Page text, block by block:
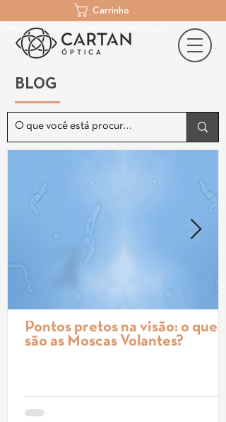
Cartan Óptica | Óculos De Grau | Porto Alegre
Carrinho
BLOG
Pontos pretos na visão: o que
são as Moscas Volantes?